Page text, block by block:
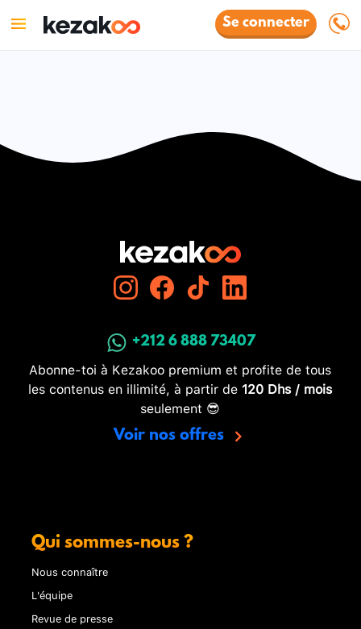
Se connecter
+212 6 888 73407
Abonne-toi à Kezakoo premium et profite de tous
les contenus en illimité, à partir de 120 Dhs / mois
seulement 😎
Voir nos offres
Qui sommes-nous ?
Nous connaître
L'équipe
Revue de presse